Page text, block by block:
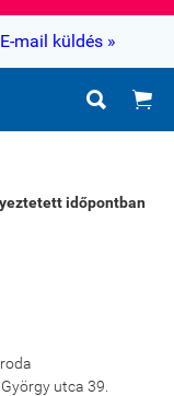
E-mail küldés »
 
időpontban
utca 39.